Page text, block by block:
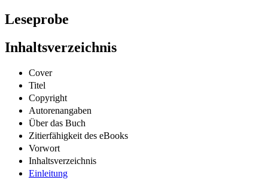
Leseprobe
Inhaltsverzeichnis
Cover
Titel
Copyright
Autorenangaben
Über das Buch
Zitierfähigkeit des eBooks
Vorwort
Inhaltsverzeichnis
Einleitung